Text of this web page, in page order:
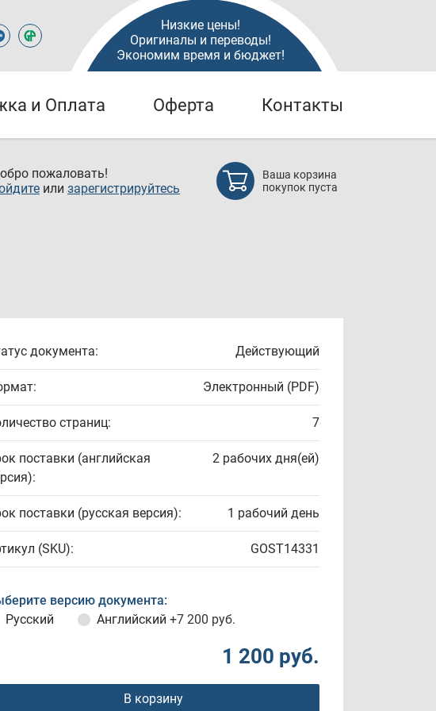
Низкие цены!
Оригиналы и переводы!
Экономим время и бюджет!
и Оплата Оферта Контакты
пожаловать!
или зарегистрируйтесь
Ваша корзина
покупок пуста
документа: Действующий
Электронный (PDF)
страниц: 7
поставки (английская
2 рабочих дня(ей)
поставки (русская версия): 1 рабочий день
(SKU): GOST14331
версию документа:
Русский
Английский +7 200 руб.
1 200 руб.
В корзину